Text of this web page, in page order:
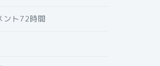
ント72時間